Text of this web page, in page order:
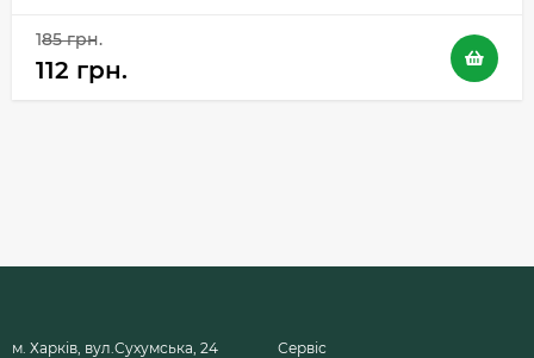
185 грн.
112 грн.
м. Харків, вул.Сухумська, 24
Сервіс